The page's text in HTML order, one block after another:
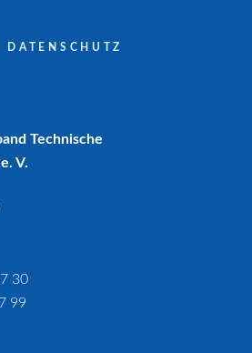
DATENSCHUTZ
Technische
V.
30
99